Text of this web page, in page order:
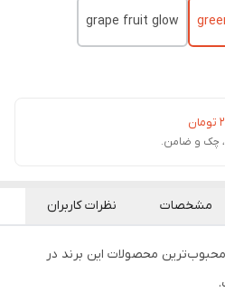
grape fruit glow
تومان
مشخصات نظرات کاربران
محصولات این برند در